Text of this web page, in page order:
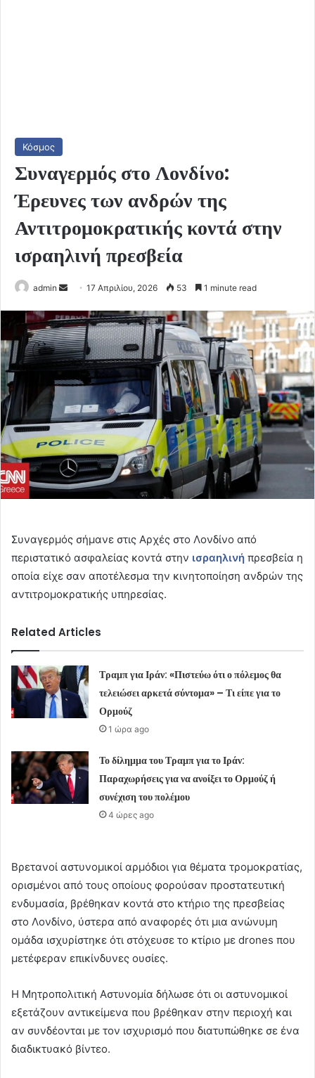
Κόσμος
Συναγερμός στο Λονδίνο:
Έρευνες των ανδρών της
Αντιτρομοκρατικής κοντά στην
ισραηλινή πρεσβεία
admin
Send
email
17 Απριλίου, 2026 53 1 minute read
Συναγερμός σήμανε στις Αρχές στο Λονδίνο από
περιστατικό ασφαλείας κοντά στην ισραηλινή πρεσβεία η
οποία είχε σαν αποτέλεσμα την κινητοποίηση ανδρών της
αντιτρομοκρατικής υπηρεσίας.
Related Articles
Τραμπ για Ιράν: «Πιστεύω ότι ο πόλεμος θα
τελειώσει αρκετά σύντομα» – Τι είπε για το
Ορμούζ
1 ώρα ago
Το δίλημμα του Τραμπ για το Ιράν:
Παραχωρήσεις για να ανοίξει το Ορμούζ ή
συνέχιση του πολέμου
4 ώρες ago
Βρετανοί αστυνομικοί αρμόδιοι για θέματα τρομοκρατίας,
ορισμένοι από τους οποίους φορούσαν προστατευτική
ενδυμασία, βρέθηκαν κοντά στο κτήριο της πρεσβείας
στο Λονδίνο, ύστερα από αναφορές ότι μια ανώνυμη
ομάδα ισχυρίστηκε ότι στόχευσε το κτίριο με drones που
μετέφεραν επικίνδυνες ουσίες.
Η Μητροπολιτική Αστυνομία δήλωσε ότι οι αστυνομικοί
εξετάζουν αντικείμενα που βρέθηκαν στην περιοχή και
αν συνδέονται με τον ισχυρισμό που διατυπώθηκε σε ένα
διαδικτυακό βίντεο.